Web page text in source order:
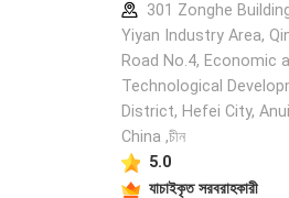
301 Zonghe
Yiyan Industry Area,
Road No.4, Economic
Technological
District, Hefei City,
China ,চীন
5.0
যাচাইকৃত সরবরাহকারী